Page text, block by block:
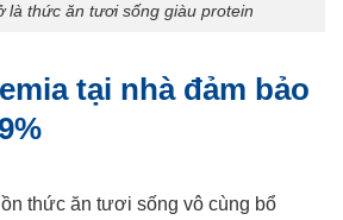
là thức ăn tươi sống giàu protein
tại nhà đảm bảo
thức ăn tươi sống vô cùng bổ